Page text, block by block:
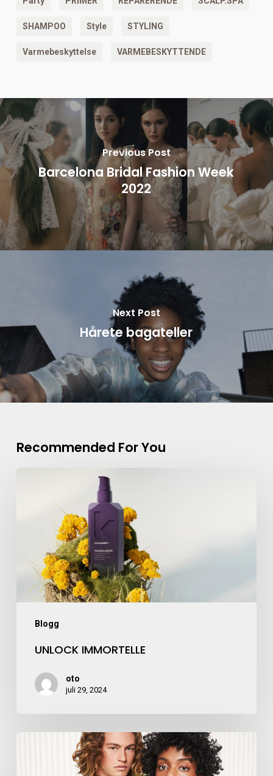
SHAMPOO Style STYLING
Varmebeskyttelse VARMEBESKYTTENDE
Previous Post
Barcelona Bridal Fashion Week
2022
Next Post
Hårete bagateller
Recommended For You
Blogg
UNLOCK IMMORTELLE
oto
juli 29, 2024